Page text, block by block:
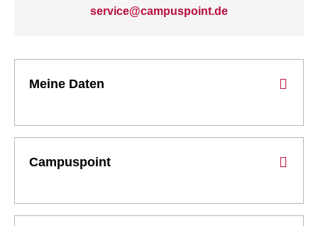
service@campuspoint.de
Meine Daten
Campuspoint